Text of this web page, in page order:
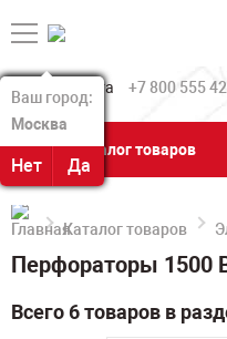
Ваш город:
Москва
Нет Да
Ваш город:
Москва
Нет Да
+7 800 555
Каталог товаров
Каталог товаров
Перфораторы 1500
Всего 6 товаров в